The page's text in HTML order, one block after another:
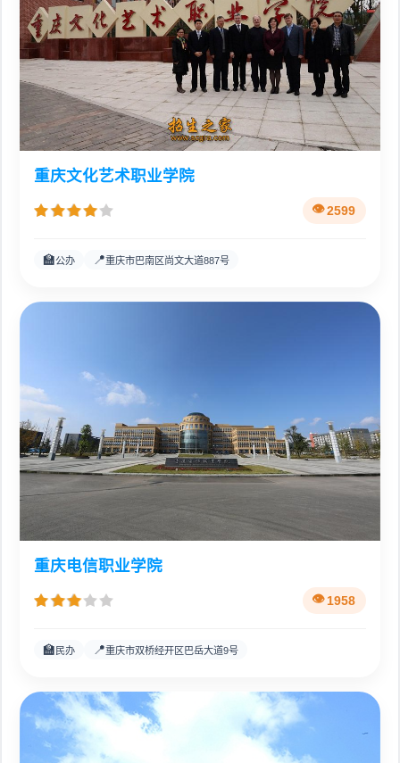
重庆文化艺术职业学院
2599
🏫公办 📍重庆市巴南区尚文大道887号
重庆电信职业学院
1958
🏫 民办 📍重庆市双桥经开区巴岳大道9号